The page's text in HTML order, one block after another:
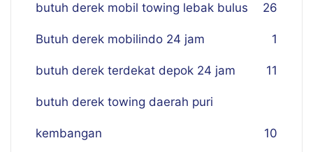
butuh derek mobil towing lebak bulus 26
Butuh derek mobilindo 24 jam 1
butuh derek terdekat depok 24 jam 11
butuh derek towing daerah puri
kembangan 10